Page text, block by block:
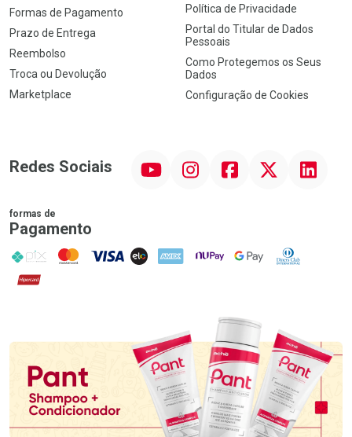
Formas de Pagamento
Prazo de Entrega
Reembolso
Troca ou Devolução
Marketplace
Política de Privacidade
Portal do Titular de Dados
Pessoais
Como Protegemos os Seus
Dados
Configuração de Cookies
Redes Sociais InstagramFacebookTwitter Linkedin
formas de
Pagamento
PIX MasterCard
VISA ELO AMEX NuPay Google PayDiners Club
Hipercard